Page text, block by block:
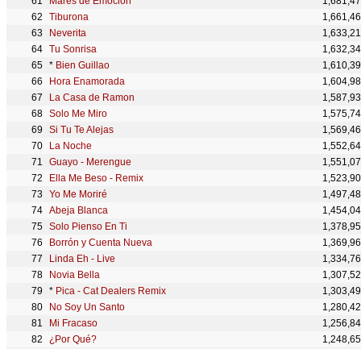
Tiburona
Neverita
Tu Sonrisa
* Bien Guillao
Hora Enamorada
La Casa de Ramon
Solo Me Miro
Si Tu Te Alejas
La Noche
Guayo - Merengue
Ella Me Beso - Remix
Yo Me Moriré
Abeja Blanca
Solo Pienso En Ti
Borrón y Cuenta Nueva
Linda Eh - Live
Novia Bella
* Pica - Cat Dealers Remix
No Soy Un Santo
Mi Fracaso
¿Por Qué?